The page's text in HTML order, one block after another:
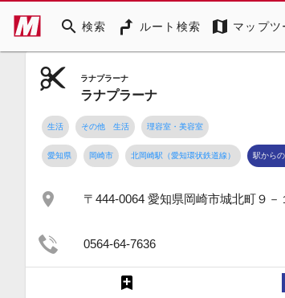
search 検索 ルート検索 map マップツ
ラナプラーナ
ラナプラーナ
生活 その他 生活 理容室・美容室
愛知県 岡崎市 北岡崎駅（愛知環状鉄道線） 駅から
place 〒444-0064 愛知県岡崎市城北町９－
0564-64-7636